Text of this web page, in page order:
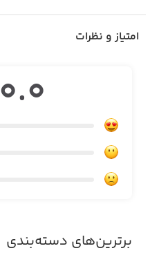
FEATURES INTO APP:
RETOUCH TOOL:
- Teeth whitening.
امتیاز و نظرات
0.0
برترین‌های دسته‌بندی